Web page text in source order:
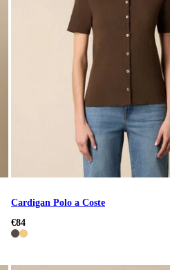
Cardigan Polo a Coste
€84